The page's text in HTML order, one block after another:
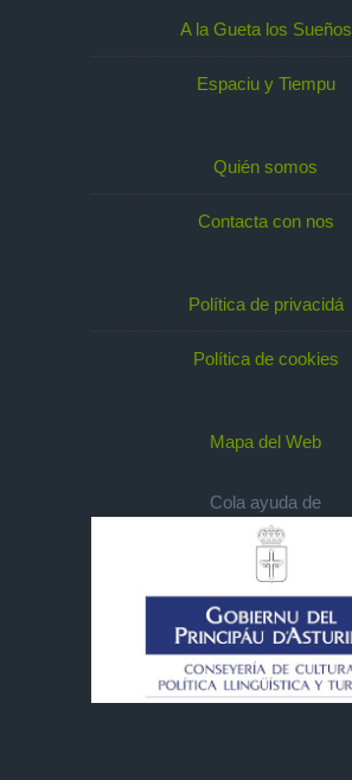
A la Gueta los Sueños
Espaciu y Tiempu
Quién somos
Contacta con nos
Política de privacidá
Política de cookies
Mapa del Web
Cola ayuda de